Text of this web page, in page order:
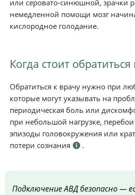
или серовато-синюшной, зрачки
немедленной помощи мозг
кислородное голодание.
Когда стоит
Обратиться к врачу нужно при
которые могут указывать на
периодическая боль или
при небольшой нагрузке, перебои
эпизоды головокружения или
потери сознания
.
Подключение АВД безопасно —